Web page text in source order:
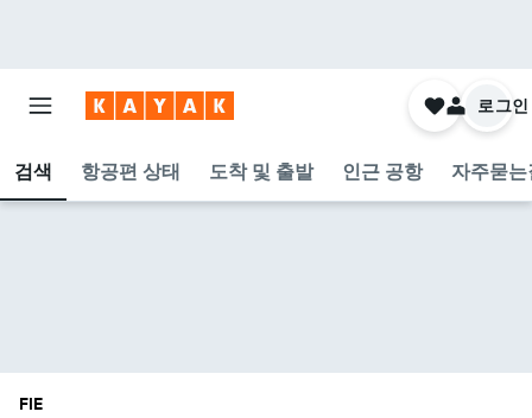
검색 항공편 상태 도착 및 출발 인근 공항 자주묻
로그인
FIE